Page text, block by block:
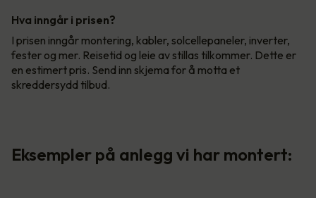
Hva inngår i prisen?
I prisen inngår montering, kabler, solcellepaneler, inverter,
fester og mer. Reisetid og leie av stillas tilkommer. Dette er
en estimert pris. Send inn skjema for å motta et
skreddersydd tilbud.
Eksempler på anlegg vi har montert: